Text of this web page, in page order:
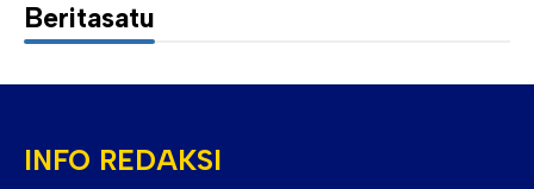
Beritasatu
INFO REDAKSI